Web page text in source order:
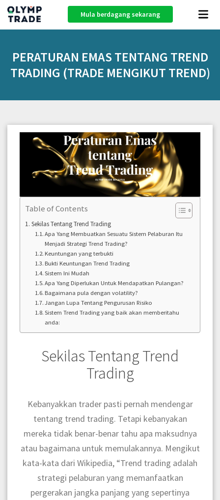
Mula berdagang sekarang
PERATURAN EMAS TENTANG TREND
TRADING (TRADE MENGIKUT TREND)
Table of Contents
Sekilas Tentang Trend Trading
Apa Yang Membuatkan Sesuatu Sistem Pelaburan Itu
Menjadi Strategi Trend Trading?
Keuntungan yang terbukti
Bukti Keuntungan Trend Trading
Sistem Ini Mudah
Apa Yang Diperlukan Untuk Mendapatkan Pulangan?
Bagaimana pula dengan volatility?
Jangan Lupa Tentang Pengurusan Risiko
Sistem Trend Trading yang baik akan memberitahu
anda:
Sekilas Tentang Trend
Trading
Kebanyakkan trader pasti pernah mendengar
tentang trend trading. Tetapi kebanyakan
mereka tidak benar-benar tahu apa maksudnya
atau bagaimana untuk memulakannya. Mengikut
kata-kata dari Wikipedia, “Trend trading adalah
strategi pelaburan yang memanfaatkan
pergerakan jangka panjang yang sepertinya